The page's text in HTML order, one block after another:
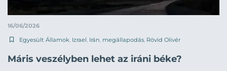
16/06/2026
Egyesült Államok, Izrael, Irán, megállapodás, Rövid Olivér
Máris veszélyben lehet az iráni béke?